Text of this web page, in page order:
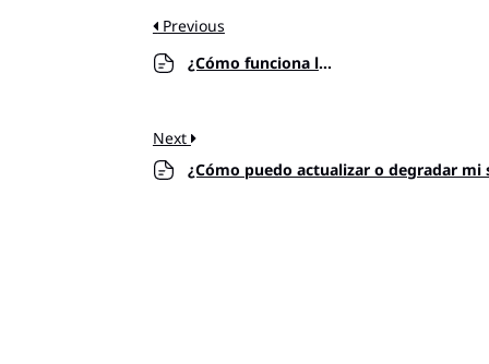
Previous
¿Cómo funciona la facturación en Day Off?
Next
¿Cómo puedo actualizar o degradar mi